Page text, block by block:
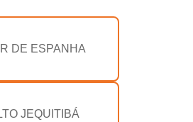
DE ESPANHA
JEQUITIBÁ